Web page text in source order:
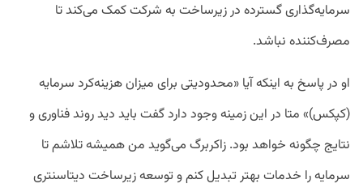
سرمایه‌گذاری گسترده در زیرساخت به شرکت کمک می‌کند تا
مصرف‌کننده نباشد.
او در پاسخ به اینکه آیا «محدودیتی برای میزان هزینه‌کرد سرمایه
(کپکس)» متا در این زمینه وجود دارد گفت باید دید روند فناوری و
نتایج چگونه خواهد بود. زاکربرگ می‌گوید من همیشه تلاشم تا
سرمایه را خدمات بهتر تبدیل کنم و توسعه زیرساخت دیتاسنتری